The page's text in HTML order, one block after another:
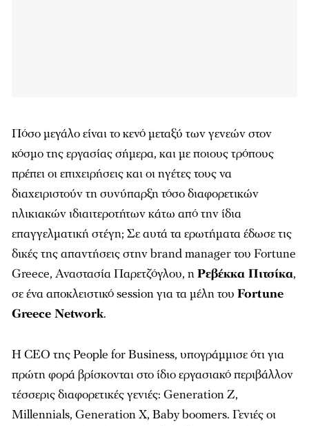
Πόσο μεγάλο είναι το κενό μεταξύ των γενεών στον
κόσμο της εργασίας σήμερα, και με ποιους τρόπους
πρέπει οι επιχειρήσεις και οι ηγέτες τους να
διαχειριστούν τη συνύπαρξη τόσο διαφορετικών
ηλικιακών ιδιαιτεροτήτων κάτω από την ίδια
επαγγελματική στέγη; Σε αυτά τα ερωτήματα έδωσε τις
δικές της απαντήσεις στην brand manager του Fortune
Greece, Αναστασία Παρετζόγλου, ηΡεβέκκα Πιτσίκα,
σε ένα αποκλειστικό session για τα μέλη του Fortune
Greece Network.
Η CEO της People for Business, υπογράμμισε ότι για
πρώτη φορά βρίσκονται στο ίδιο εργασιακό περιβάλλον
τέσσερις διαφορετικές γενιές: Generation Z,
Millennials, Generation X, Baby boomers. Γενιές οι